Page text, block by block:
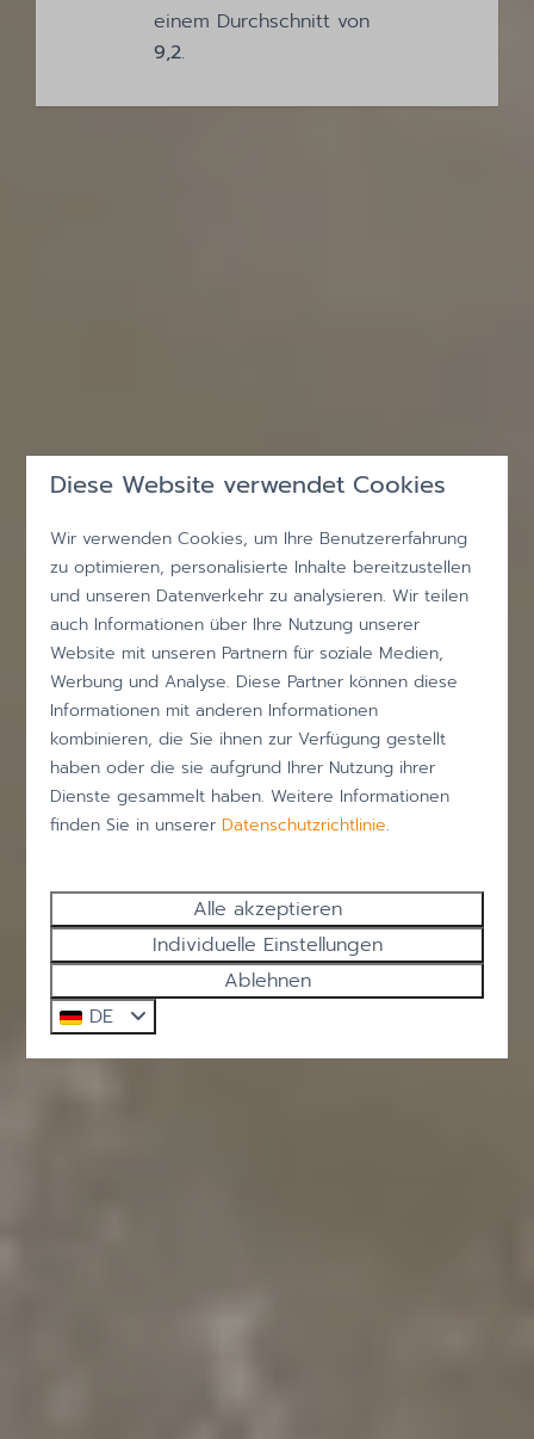
einem Durchschnitt von
9,2.
Diese Website verwendet Cookies
Wir verwenden Cookies, um Ihre Benutzererfahrung
zu optimieren, personalisierte Inhalte bereitzustellen
und unseren Datenverkehr zu analysieren. Wir teilen
auch Informationen über Ihre Nutzung unserer
Website mit unseren Partnern für soziale Medien,
Werbung und Analyse. Diese Partner können diese
Informationen mit anderen Informationen
kombinieren, die Sie ihnen zur Verfügung gestellt
haben oder die sie aufgrund Ihrer Nutzung ihrer
Dienste gesammelt haben. Weitere Informationen
finden Sie in unserer Datenschutzrichtlinie.
Alle akzeptieren
Individuelle Einstellungen
Ablehnen
DE